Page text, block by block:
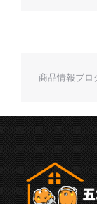
商品情報ブロ